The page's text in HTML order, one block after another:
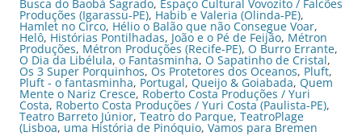
Busca do Baobá Sagrado, Espaço Cultural Vovozito / Falcões
Produções (Igarassu-PE), Habib e Valeria (Olinda-PE),
Hamlet no Circo, Hélio o Balão que não Consegue Voar,
Helô, Histórias Pontilhadas, João e o Pé de Feijão, Métron
Produções, Métron Produções (Recife-PE), O Burro Errante,
O Dia da Libélula, o Fantasminha, O Sapatinho de Cristal,
Os 3 Super Porquinhos, Os Protetores dos Oceanos, Pluft,
Pluft - o fantasminha, Portugal, Queijo & Goiabada, Quem
Mente o Nariz Cresce, Roberto Costa Produções / Yuri
Costa, Roberto Costa Produções / Yuri Costa (Paulista-PE),
Teatro Barreto Júnior, Teatro do Parque, TeatroPlage
(Lisboa, uma História de Pinóquio, Vamos para Bremen